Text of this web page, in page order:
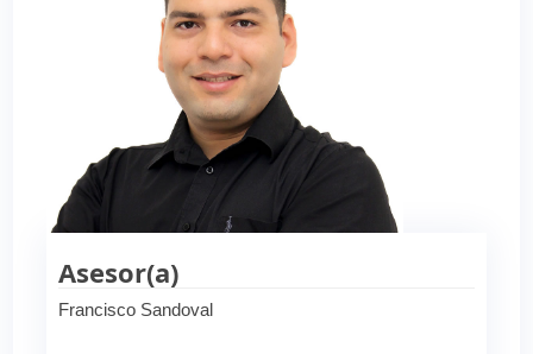
Asesor(a)
Francisco Sandoval